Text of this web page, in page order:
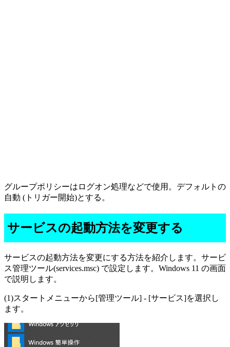
グループポリシーはログオン処理などで使用。デフォルトの
自動 (トリガー開始)とする。
サービスの起動方法を変更する
サービスの起動方法を変更にする方法を紹介します。サービ
ス管理ツール(services.msc) で設定します。Windows 11 の画面
で説明します。
(1)スタートメニューから[管理ツール] - [サービス]を選択し
ます。